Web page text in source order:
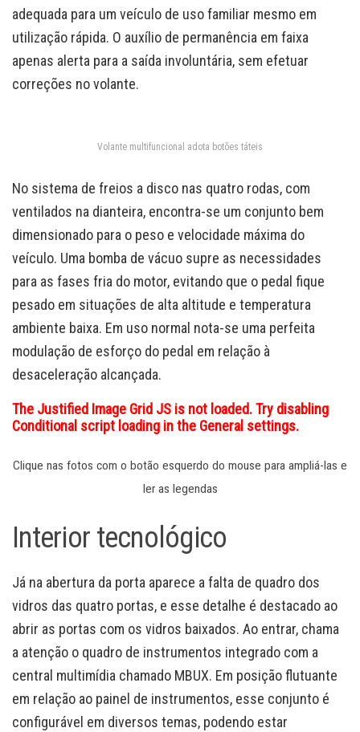
adequada para um veículo de uso familiar mesmo em
utilização rápida. O auxílio de permanência em faixa
apenas alerta para a saída involuntária, sem efetuar
correções no volante.
Volante multifuncional adota botões táteis
No sistema de freios a disco nas quatro rodas, com
ventilados na dianteira, encontra-se um conjunto bem
dimensionado para o peso e velocidade máxima do
veículo. Uma bomba de vácuo supre as necessidades
para as fases fria do motor, evitando que o pedal fique
pesado em situações de alta altitude e temperatura
ambiente baixa. Em uso normal nota-se uma perfeita
modulação de esforço do pedal em relação à
desaceleração alcançada.
The Justified Image Grid JS is not loaded. Try disabling
Conditional script loading in the General settings.
Clique nas fotos com o botão esquerdo do mouse para ampliá-las e
ler as legendas
Interior tecnológico
Já na abertura da porta aparece a falta de quadro dos
vidros das quatro portas, e esse detalhe é destacado ao
abrir as portas com os vidros baixados. Ao entrar, chama
a atenção o quadro de instrumentos integrado com a
central multimídia chamado MBUX. Em posição flutuante
em relação ao painel de instrumentos, esse conjunto é
configurável em diversos temas, podendo estar